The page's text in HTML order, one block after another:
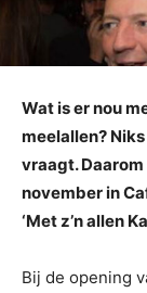
Wat is er nou
meelallen?
vraagt.
november in
‘Met z’n allen
Bij de opening